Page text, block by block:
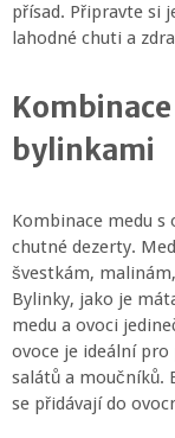
přísad. Připravte si
lahodné chuti a
bylinkami
Kombinace medu
chutné dezerty.
švestkám,
Bylinky, jako je
medu a ovoci
ovoce je ideální
salátů a moučníků.
se přidávají do